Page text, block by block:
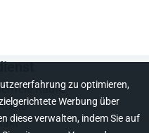
Käufe zu optimieren,
Werbung über
diese verwalten, indem Sie auf